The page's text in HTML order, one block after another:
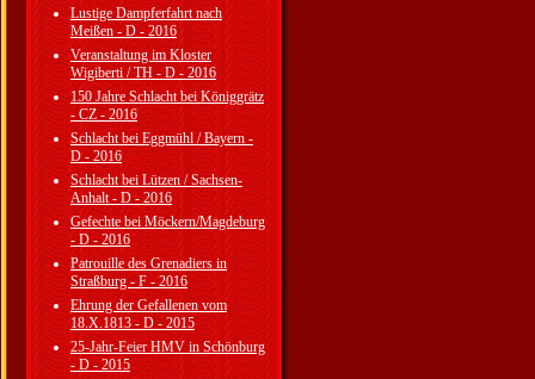
Lustige Dampferfahrt nach
Meißen - D - 2016
Veranstaltung im Kloster
Wigiberti / TH - D - 2016
150 Jahre Schlacht bei Königgrätz
- CZ - 2016
Schlacht bei Eggmühl / Bayern -
D - 2016
Schlacht bei Lützen / Sachsen-
Anhalt - D - 2016
Gefechte bei Möckern/Magdeburg
- D - 2016
Patrouille des Grenadiers in
Straßburg - F - 2016
Ehrung der Gefallenen vom
18.X.1813 - D - 2015
25-Jahr-Feier HMV in Schönburg
- D - 2015